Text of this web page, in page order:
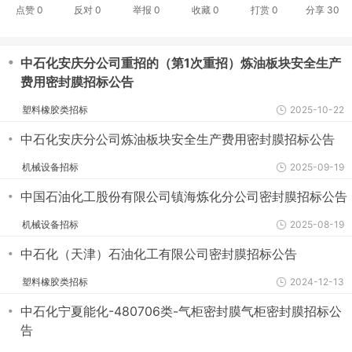
点赞 0 反对0 举报 0 收藏 0 打赏 0 分享 30
・ 中石化安庆分公司重招的（第1次重招）炼油板块安全生产
费用密封膜招标公告
塑料橡胶类招标 2025-10-22
・ 中石化安庆分公司炼油板块安全生产费用密封膜招标公告
机械设备招标 2025-09-19
・ 中国石油化工股份有限公司镇海炼化分公司密封膜招标公告
机械设备招标 2025-08-19
・ 中石化（天津）石油化工有限公司密封膜招标公告
塑料橡胶类招标 2024-12-13
・ 中石化宁夏能化-480706类-气柜密封膜气柜密封膜招标公
告